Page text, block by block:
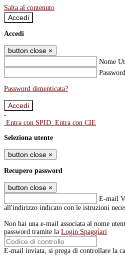
Salta al contenuto
Accedi
Accedi
button close ×
Nome
Password
Password dimenticata?
-
Entra con SPID Entra con CIE
Seleziona utente
button close ×
Recupero password
button close ×
E-mail
all'indirizzo indicato con le istruzioni
Non hai una e-mail associata al nome
password tramite la Login Spaggiari
E-mail inviata, si prega di controllare la